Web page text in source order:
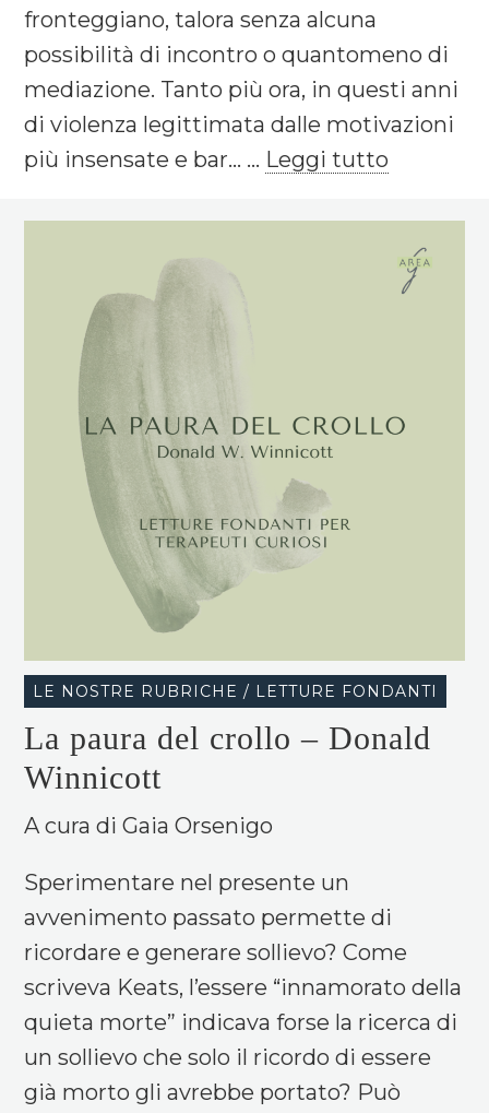
fronteggiano, talora senza alcuna
possibilità di incontro o quantomeno di
mediazione. Tanto più ora, in questi anni
di violenza legittimata dalle motivazioni
più insensate e bar... ... Leggi tutto
LE NOSTRE RUBRICHE / LETTURE FONDANTI
La paura del crollo – Donald
Winnicott
A cura di Gaia Orsenigo
Sperimentare nel presente un
avvenimento passato permette di
ricordare e generare sollievo? Come
scriveva Keats, l’essere “innamorato della
quieta morte” indicava forse la ricerca di
un sollievo che solo il ricordo di essere
già morto gli avrebbe portato? Può